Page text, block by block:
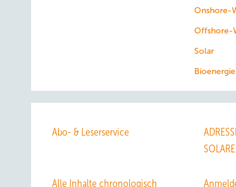
Onshore-
Offshore-
Solar
Bioenergie
Abo- & Leserservice
Alle Inhalte chronologisch